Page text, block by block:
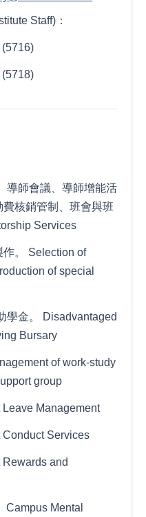
Staff)：
導師會議、導師增能活
核銷管制、班會與班
Services
。 Selection of
of special
學金。 Disadvantaged
Bursary
of work-study
group
Management
Services
and
Campus Mental